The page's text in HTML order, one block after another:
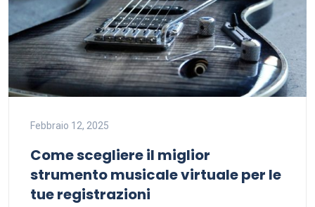
Febbraio 12, 2025
Come scegliere il miglior
strumento musicale virtuale per le
tue registrazioni